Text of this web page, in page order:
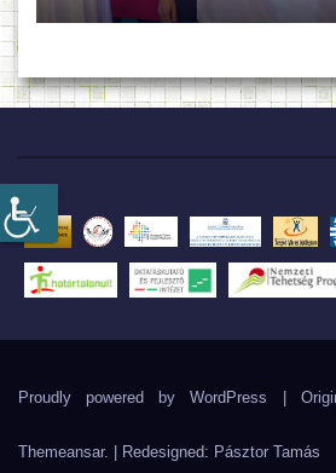
Proudly powered by WordPress
Themeansar. | Redesigned: Pásztor Tamás